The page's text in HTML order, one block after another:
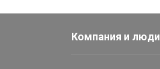
Компания и люди